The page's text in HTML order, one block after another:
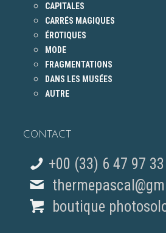
CAPITALES
CARRÉS MAGIQUES
ÉROTIQUES
MODE
FRAGMENTATIONS
DANS LES MUSÉES
AUTRE
CONTACT
+00 (33) 6 47 97
boutique